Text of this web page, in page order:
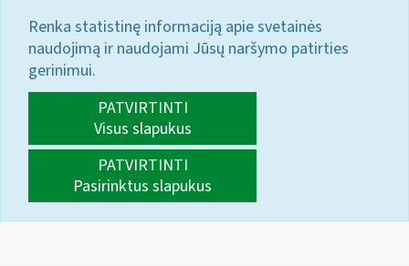
Renka statistinę informaciją apie svetainės
naudojimą ir naudojami Jūsų naršymo patirties
gerinimui.
PATVIRTINTI
Visus slapukus
PATVIRTINTI
Pasirinktus slapukus